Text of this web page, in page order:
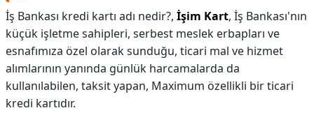
İş Bankası kredi kartı adı nedir?, İşim Kart, İş Bankası'nın
küçük işletme sahipleri, serbest meslek erbapları ve
esnafımıza özel olarak sunduğu, ticari mal ve hizmet
alımlarının yanında günlük harcamalarda da
kullanılabilen, taksit yapan, Maximum özellikli bir ticari
kredi kartıdır.